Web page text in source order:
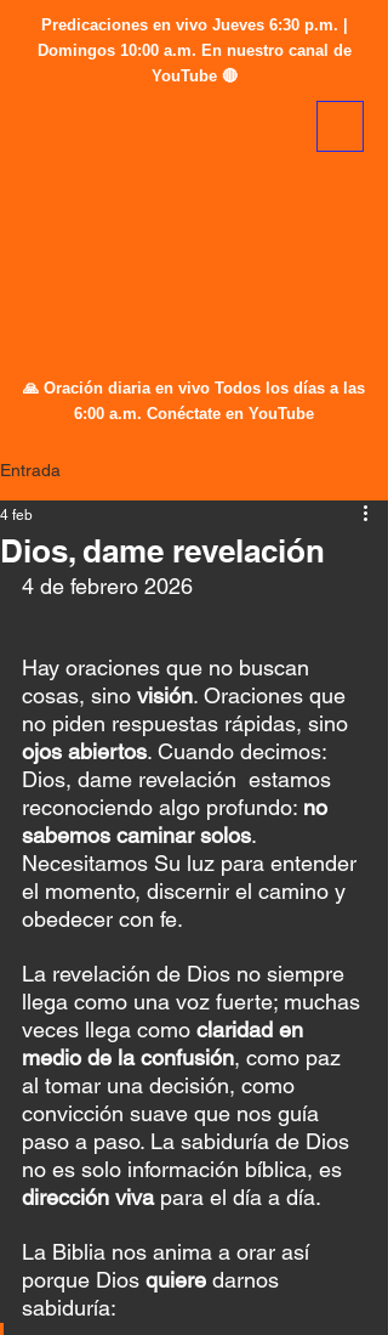
🙏 Oración diaria en vivo Todos los días a las
6:00 a.m. Conéctate en YouTube
Predicaciones en vivo Jueves 6:30 p.m. |
Domingos 10:00 a.m. En nuestro canal de
YouTube 🔴
Entrada
Dios, dame revelación
4 feb
4 de febrero 2026
Hay oraciones que no buscan
cosas, sino visión. Oraciones que
no piden respuestas rápidas, sino
ojos abiertos. Cuando decimos:
Dios, dame revelación  estamos
reconociendo algo profundo: no
sabemos caminar solos.
Necesitamos Su luz para entender
el momento, discernir el camino y
obedecer con fe.
La revelación de Dios no siempre
llega como una voz fuerte; muchas
veces llega como claridad en
medio de la confusión, como paz
al tomar una decisión, como
convicción suave que nos guía
paso a paso. La sabiduría de Dios
no es solo información bíblica, es
dirección viva para el día a día.
La Biblia nos anima a orar así
porque Dios quiere darnos
sabiduría: